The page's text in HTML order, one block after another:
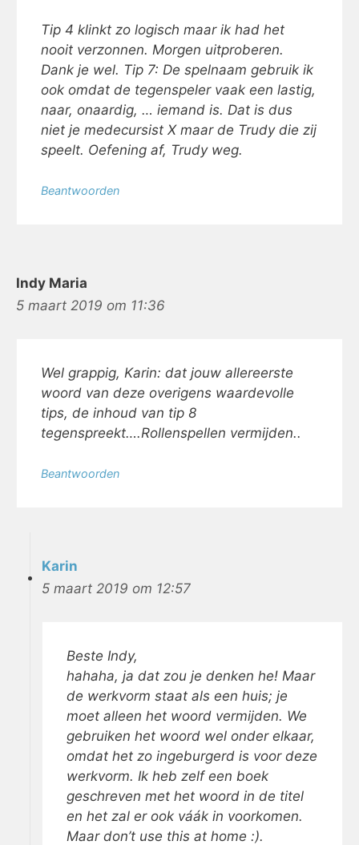
Tip 4 klinkt zo logisch maar ik had het
nooit verzonnen. Morgen uitproberen.
Dank je wel. Tip 7: De spelnaam gebruik ik
ook omdat de tegenspeler vaak een lastig,
naar, onaardig, … iemand is. Dat is dus
niet je medecursist X maar de Trudy die zij
speelt. Oefening af, Trudy weg.
Beantwoorden
Indy Maria
5 maart 2019 om 11:36
Wel grappig, Karin: dat jouw allereerste
woord van deze overigens waardevolle
tips, de inhoud van tip 8
tegenspreekt….Rollenspellen vermijden..
Beantwoorden
Karin
5 maart 2019 om 12:57
Beste Indy,
hahaha, ja dat zou je denken he! Maar
de werkvorm staat als een huis; je
moet alleen het woord vermijden. We
gebruiken het woord wel onder elkaar,
omdat het zo ingeburgerd is voor deze
werkvorm. Ik heb zelf een boek
geschreven met het woord in de titel
en het zal er ook váák in voorkomen.
Maar don’t use this at home :).